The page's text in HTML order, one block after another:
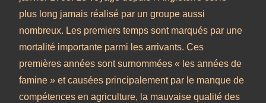
plus long jamais réalisé par un groupe aussi
nombreux. Les premiers temps sont marqués par une
mortalité importante parmi les arrivants. Ces
premières années sont surnommées « les années de
famine » et causées principalement par le manque de
compétences en agriculture, la mauvaise qualité des